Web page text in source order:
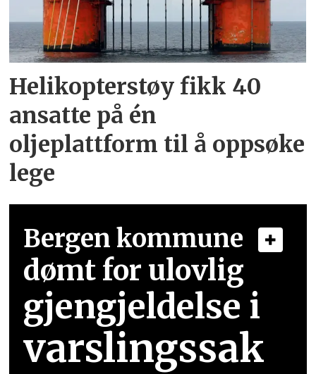
Helikopterstøy fikk 40
ansatte på én
oljeplattform til å oppsøke
lege
Bergen kommune
dømt for ulovlig
gjengjeldelse i
varslingssak